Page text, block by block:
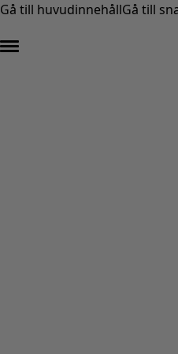
Gå till huvudinnehållGå till